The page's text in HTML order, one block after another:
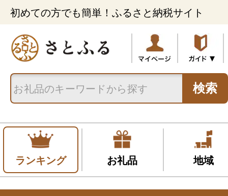
初めての方でも簡単！ふるさと納税サイト
検索
ランキング お礼品 地域